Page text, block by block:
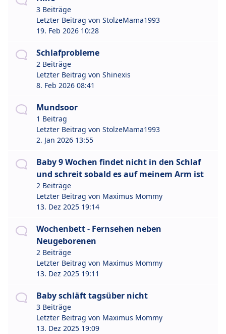
3 Beiträge
Letzter Beitrag von StolzeMama1993
19. Feb 2026 10:28
Schlafprobleme
2 Beiträge
Letzter Beitrag von Shinexis
8. Feb 2026 08:41
Mundsoor
1 Beitrag
Letzter Beitrag von StolzeMama1993
2. Jan 2026 13:55
Baby 9 Wochen findet nicht in den Schlaf
und schreit sobald es auf meinem Arm ist
2 Beiträge
Letzter Beitrag von Maximus Mommy
13. Dez 2025 19:14
Wochenbett - Fernsehen neben
Neugeborenen
2 Beiträge
Letzter Beitrag von Maximus Mommy
13. Dez 2025 19:11
Baby schläft tagsüber nicht
3 Beiträge
Letzter Beitrag von Maximus Mommy
13. Dez 2025 19:09